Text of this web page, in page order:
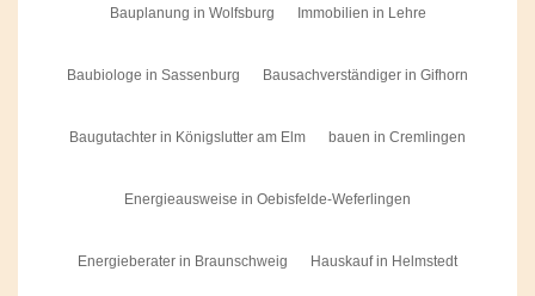
Bauplanung in Wolfsburg Immobilien in Lehre
Baubiologe in Sassenburg Bausachverständiger in Gifhorn
Baugutachter in Königslutter am Elm bauen in Cremlingen
Energieausweise in Oebisfelde-Weferlingen
Energieberater in Braunschweig Hauskauf in Helmstedt